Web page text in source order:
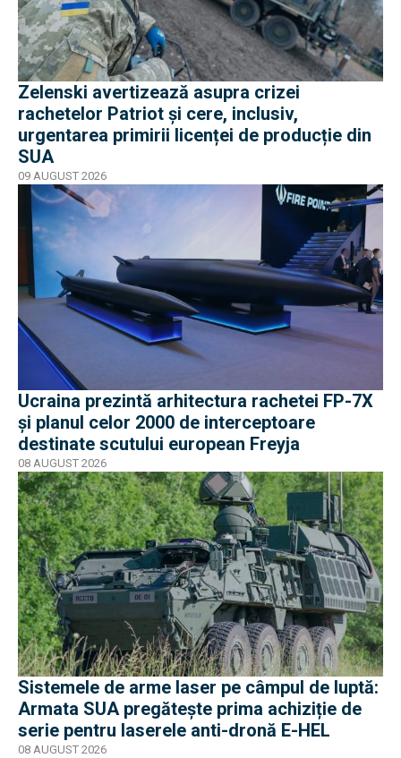
Zelenski avertizează asupra crizei
rachetelor Patriot și cere, inclusiv,
urgentarea primirii licenței de producție din
SUA
09 AUGUST 2026
Ucraina prezintă arhitectura rachetei FP-7X
și planul celor 2000 de interceptoare
destinate scutului european Freyja
08 AUGUST 2026
Sistemele de arme laser pe câmpul de luptă:
Armata SUA pregătește prima achiziție de
serie pentru laserele anti-dronă E-HEL
08 AUGUST 2026